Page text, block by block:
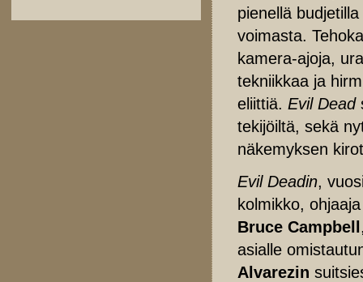
pienellä
voimasta.
kamera-ajoja,
tekniikkaa ja
eliittiä. Evil Dead
tekijöiltä, sekä
näkemyksen
Evil Deadin,
kolmikko,
Bruce Campbell
asialle
Alvarezin